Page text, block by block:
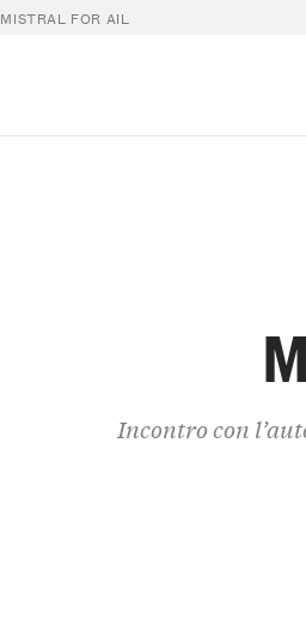
MISTRAL FOR AIL
Incontro con